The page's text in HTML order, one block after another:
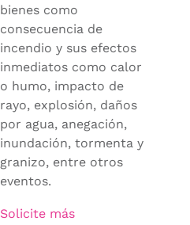
bienes como
consecuencia de
incendio y sus efectos
inmediatos como calor
o humo, impacto de
rayo, explosión, daños
por agua, anegación,
inundación, tormenta y
granizo, entre otros
eventos.
Solicite más